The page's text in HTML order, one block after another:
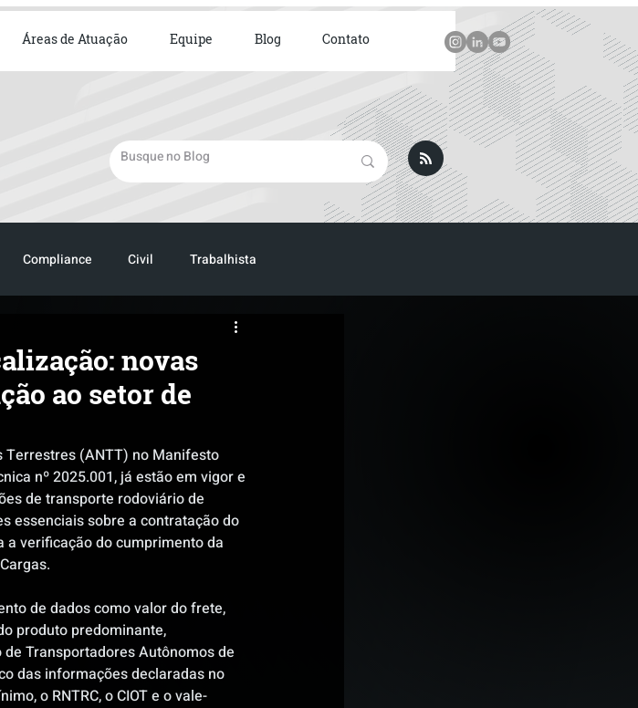
Áreas de Atuação Equipe Blog Contato
Compliance Civil Trabalhista
LOGISTICA
novas
ao setor de
Terrestres (ANTT) no Manifesto
nº 2025.001, já estão em vigor e
de transporte rodoviário de
essenciais sobre a contratação do
verificação do cumprimento da
de dados como valor do frete,
produto predominante,
Transportadores Autônomos de
das informações declaradas no
o RNTRC, o CIOT e o vale-